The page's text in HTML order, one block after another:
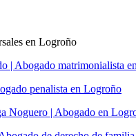
en Logroño
| Abogado matrimonialista
penalista en Logroño
Noguero | Abogado en